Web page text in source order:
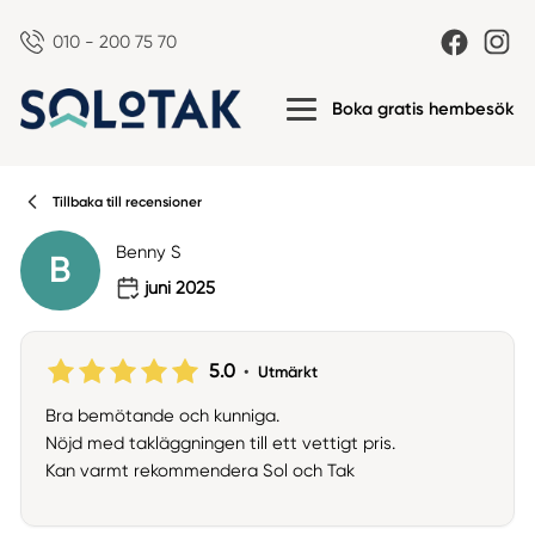
010 - 200 75 70
Boka gratis hembesök
Tillbaka till recensioner
B
Benny S
juni 2025
5.0 • Utmärkt
Bra bemötande och kunniga.
Nöjd med takläggningen till ett vettigt pris.
Kan varmt rekommendera Sol och Tak